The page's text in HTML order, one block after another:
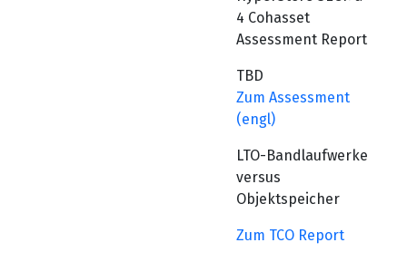
4 Cohasset
Assessment Report
TBD
Zum Assessment
(engl)
LTO-Bandlaufwerke
versus
Objektspeicher
Zum TCO Report